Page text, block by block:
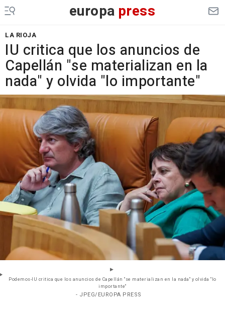
europa press
LA RIOJA
IU critica que los anuncios de
Capellán "se materializan en la
nada" y olvida "lo importante"
Podemos-IU critica que los anuncios de Capellán "se materializan en la nada" y olvida "lo
importante"
- JPEG/EUROPA PRESS